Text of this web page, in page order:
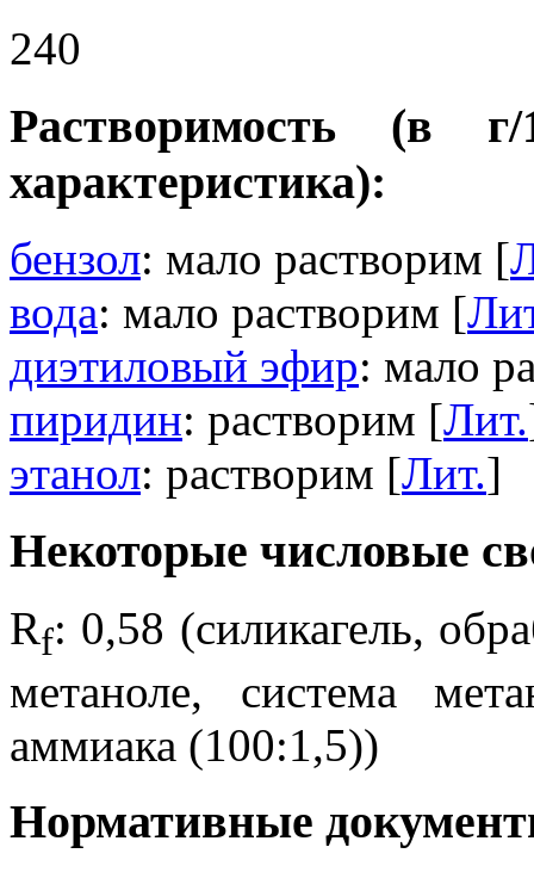
240
Растворимость (в
характеристика):
бензол: мало растворим [
вода: мало растворим [
диэтиловый эфир: мало
пиридин: растворим [Лит.
этанол: растворим [Лит.]
Некоторые числовые
Rf: 0,58 (силикагель,
метаноле, система
аммиака (100:1,5))
Нормативные